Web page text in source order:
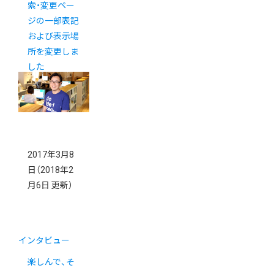
索・変更ペー
ジの一部表記
および表示場
所を変更しま
した
2017年3月8
日 （2018年2
月6日 更新）
インタビュー
楽しんで、そ